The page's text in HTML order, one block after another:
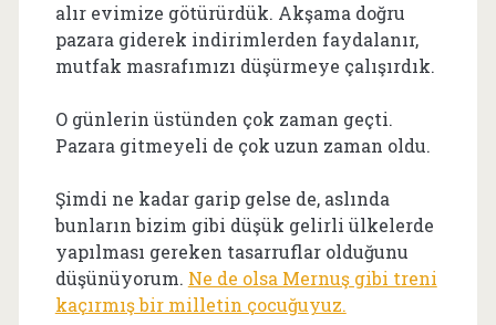
alır evimize götürürdük. Akşama doğru
pazara giderek indirimlerden faydalanır,
mutfak masrafımızı düşürmeye çalışırdık.
O günlerin üstünden çok zaman geçti.
Pazara gitmeyeli de çok uzun zaman oldu.
Şimdi ne kadar garip gelse de, aslında
bunların bizim gibi düşük gelirli ülkelerde
yapılması gereken tasarruflar olduğunu
düşünüyorum. Ne de olsa Mernuş gibi treni
kaçırmış bir milletin çocuğuyuz.